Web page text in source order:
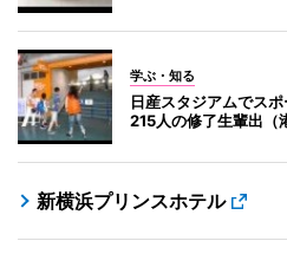
学ぶ・知る
日産スタジアムでス
215人の修了生輩出（
新横浜プリンスホテル